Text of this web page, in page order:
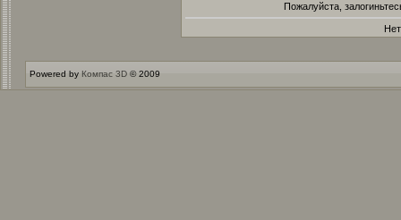
Пожалуйста,
Powered by Компас 3D © 2009